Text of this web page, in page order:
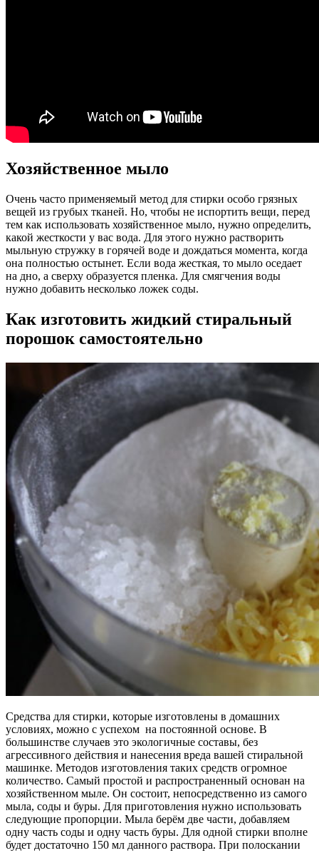
Хозяйственное мыло
Очень часто применяемый метод для стирки особо грязных
вещей из грубых тканей. Но, чтобы не испортить вещи, перед
тем как использовать хозяйственное мыло, нужно определить,
какой жесткости у вас вода. Для этого нужно растворить
мыльную стружку в горячей воде и дождаться момента, когда
она полностью остынет. Если вода жесткая, то мыло оседает
на дно, а сверху образуется пленка. Для смягчения воды
нужно добавить несколько ложек соды.
Как изготовить жидкий стиральный
порошок самостоятельно
Средства для стирки, которые изготовлены в домашних
условиях, можно с успехом на постоянной основе. В
большинстве случаев это экологичные составы, без
агрессивного действия и нанесения вреда вашей стиральной
машинке. Методов изготовления таких средств огромное
количество. Самый простой и распространенный основан на
хозяйственном мыле. Он состоит, непосредственно из самого
мыла, соды и буры. Для приготовления нужно использовать
следующие пропорции. Мыла берём две части, добавляем
одну часть соды и одну часть буры. Для одной стирки вполне
будет достаточно 150 мл данного раствора. При полоскании